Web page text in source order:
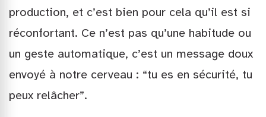
production, et c’est bien pour cela qu’il est si
réconfortant. Ce n’est pas qu’une habitude ou
un geste automatique, c’est un message doux
envoyé à notre cerveau : “tu es en sécurité, tu
peux relâcher”.